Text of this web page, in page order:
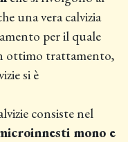
una vera calvizia
per il quale
ottimo trattamento,
si è
consiste nel
mono e